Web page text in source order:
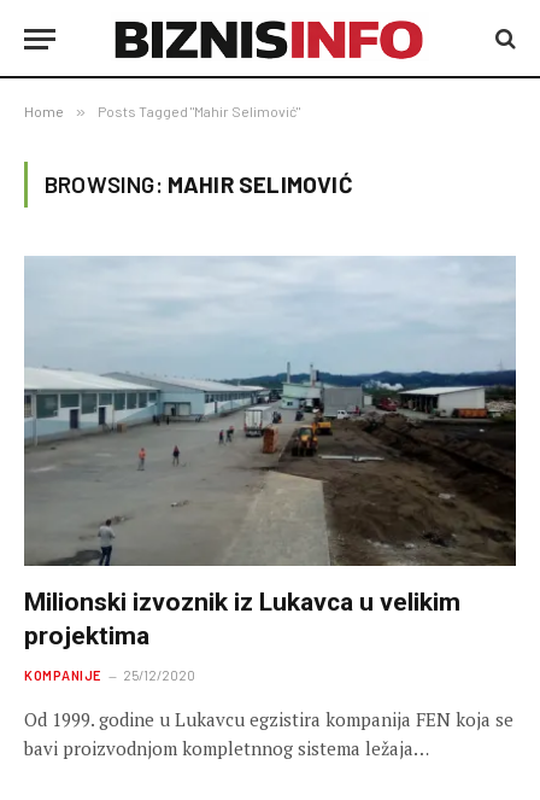
Home » Posts Tagged "Mahir Selimović"
BROWSING: MAHIR SELIMOVIĆ
Milionski izvoznik iz Lukavca u velikim
projektima
KOMPANIJE 25/12/2020
Od 1999. godine u Lukavcu egzistira kompanija FEN koja se
bavi proizvodnjom kompletnnog sistema ležaja…